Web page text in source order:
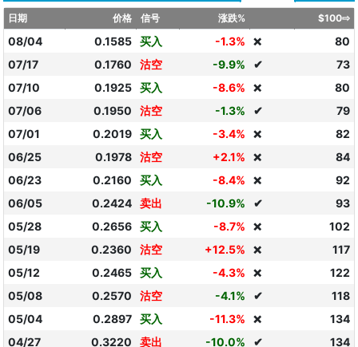
日期 价格 信号 涨跌% $100⇨
08/04 0.1585 买入 -1.3% ❌
80
07/17
0.1760 沽空 -9.9% ✔
73
07/10
0.1925 买入 -8.6% ❌
80
07/06
0.1950 沽空 -1.3% ✔
79
07/01
0.2019 买入 -3.4% ❌
82
06/25
0.1978 沽空 +2.1% ❌
84
06/23
0.2160 买入 -8.4% ❌
92
06/05
0.2424 卖出 -10.9% ✔
93
05/28
0.2656 买入 -8.7% ❌
102
05/19
0.2360 沽空 +12.5% ❌
117
05/12
0.2465 买入 -4.3% ❌
122
05/08
0.2570 沽空 -4.1% ✔
118
05/04
0.2897 买入 -11.3% ❌
134
04/27
0.3220 卖出 -10.0% ✔
134